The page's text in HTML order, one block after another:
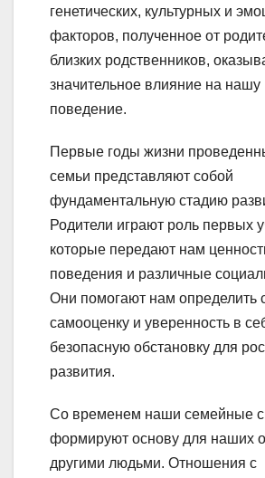
генетических, культурных и
факторов, полученное от
близких родственников,
значительное влияние на нашу
поведение.
Первые годы жизни
семьи представляют собой
фундаментальную стадию
Родители играют роль первых
которые передают нам
поведения и различные
Они помогают нам определить
самооценку и уверенность в
безопасную обстановку для
развития.
Со временем наши семейные
формируют основу для наших
другими людьми. Отношения с